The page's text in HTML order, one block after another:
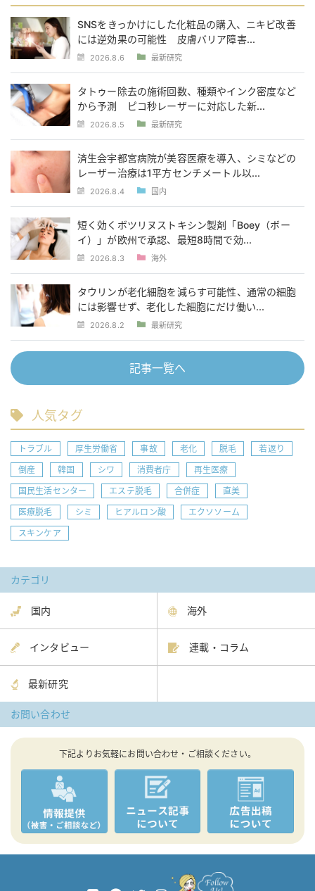
SNSをきっかけにした化粧品の購入、ニキビ改善
には逆効果の可能性 皮膚バリア障害...
2026.8.6 最新研究
タトゥー除去の施術回数、種類やインク密度など
から予測 ピコ秒レーザーに対応した新...
2026.8.5 最新研究
済生会宇都宮病院が美容医療を導入、シミなどの
レーザー治療は1平方センチメートル以...
2026.8.4 国内
短く効くボツリヌストキシン製剤「Boey（ボー
イ）」が欧州で承認、最短8時間で効...
2026.8.3 海外
タウリンが老化細胞を減らす可能性、通常の細胞
には影響せず、老化した細胞にだけ働い...
2026.8.2 最新研究
記事一覧へ
人気タグ
トラブル 厚生労働省 事故 老化 脱毛
若返り
倒産
韓国 シワ 消費者庁
再生医療
国民生活センター
エステ脱毛 合併症
直美
医療脱毛
シミ ヒアルロン酸
エクソソーム
スキンケア
カテゴリ
国内 海外
インタビュー 連載・コラム
最新研究
お問い合わせ
下記よりお気軽にお問い合わせ・ご相談ください。